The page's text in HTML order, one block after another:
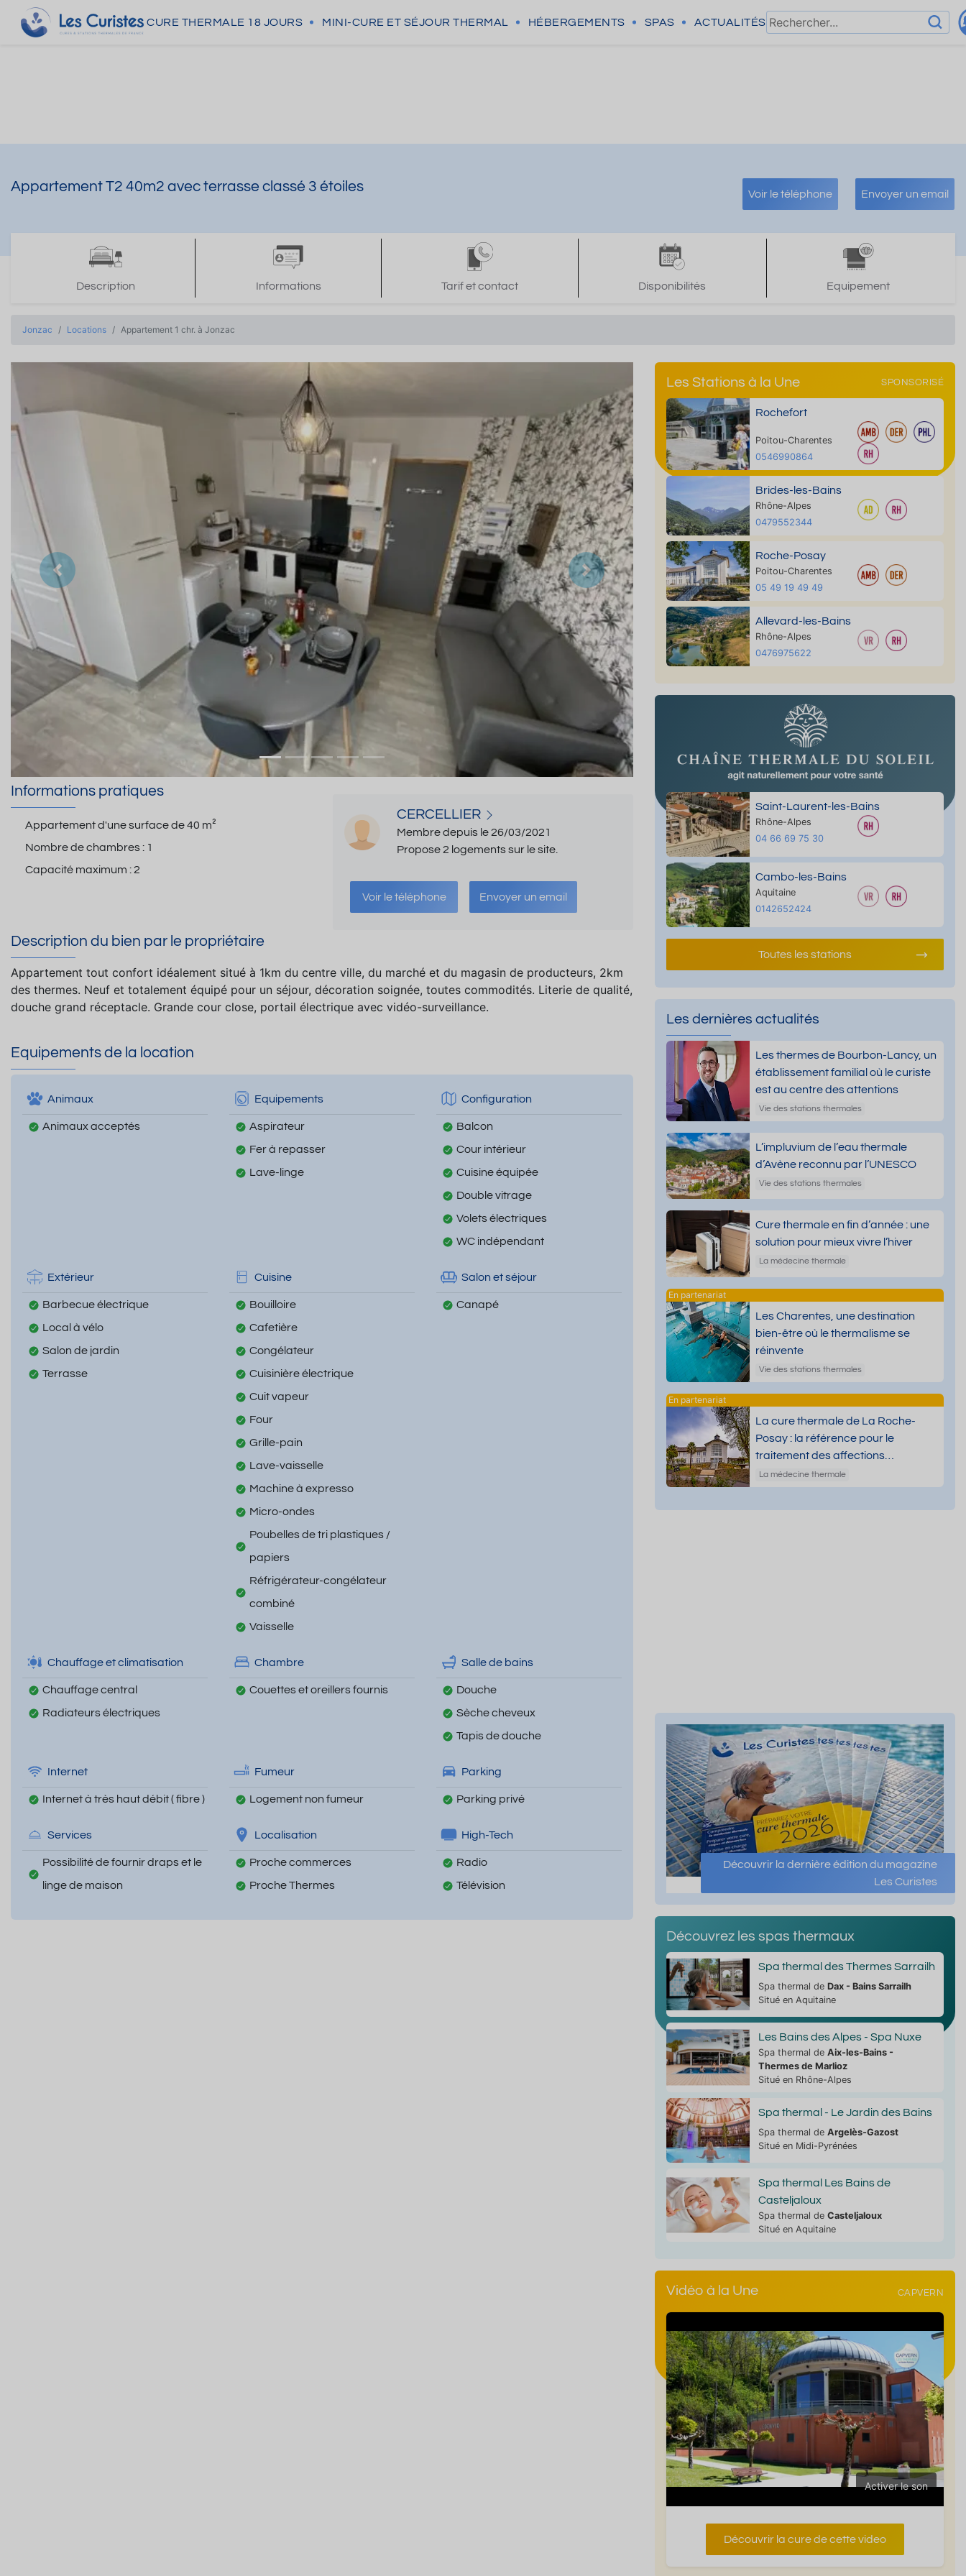
CURE THERMALE 18 JOURS MINI-CURE ET SÉJOUR THERMAL HÉBERGEMENTS SPAS ACTUALITÉS
Appartement T2 40m2 avec terrasse classé 3 étoiles Voir le téléphone Envoyer un email
Description Informations Tarif et contact Disponibilités Equipement
Jonzac Locations Appartement 1 chr. à Jonzac
Précedent Suivant
Informations pratiques
Appartement d'une surface de40 m²
Nombre de chambres : 1
Capacité maximum :2
CERCELLIER
Membre depuis le 26/03/2021
Propose 2 logements sur le site.
Voir le téléphone Envoyer un email
Description du bien par le propriétaire
Appartement tout confort idéalement situé à 1km du centre ville, du marché et du magasin de producteurs, 2km
des thermes. Neuf et totalement équipé pour un séjour, décoration soignée, toutes commodités. Literie de qualité,
douche grand réceptacle. Grande cour close, portail électrique avec vidéo-surveillance.
Equipements de la location
Animaux
Animaux acceptés
Equipements
Aspirateur
Fer à repasser
Lave-linge
Configuration
Balcon
Cour intérieur
Cuisine équipée
Double vitrage
Volets électriques
WC indépendant
Extérieur
Barbecue électrique
Local à vélo
Salon de jardin
Terrasse
Cuisine
Bouilloire
Cafetière
Congélateur
Cuisinière électrique
Cuit vapeur
Four
Grille-pain
Lave-vaisselle
Machine à expresso
Micro-ondes
Poubelles de tri plastiques /
papiers
Réfrigérateur-congélateur
combiné
Vaisselle
Salon et séjour
Canapé
Chauffage et climatisation
Chauffage central
Radiateurs électriques
Chambre
Couettes et oreillers fournis
Salle de bains
Douche
Sèche cheveux
Tapis de douche
Internet
Internet à très haut débit ( fibre )
Fumeur
Logement non fumeur
Parking
Parking privé
Services
Possibilité de fournir draps et le
linge de maison
Localisation
Proche commerces
Proche Thermes
High-Tech
Radio
Télévision
Les Stations à la Une SPONSORISÉ
Rochefort
Poitou-Charentes
0546990864
Brides-les-Bains
Rhône-Alpes
0479552344
Roche-Posay
Poitou-Charentes
05 49 19 49 49
Allevard-les-Bains
Rhône-Alpes
0476975622
Saint-Laurent-les-Bains
Rhône-Alpes
04 66 69 75 30
Cambo-les-Bains
Aquitaine
0142652424
Toutes les stations
Les dernières actualités
Les thermes de Bourbon-Lancy, un
établissement familial où le curiste
est au centre des attentions
Vie des stations thermales
L’impluvium de l’eau thermale
d’Avène reconnu par l’UNESCO
Vie des stations thermales
Cure thermale en fin d’année : une
solution pour mieux vivre l’hiver
La médecine thermale
Les Charentes, une destination
bien-être où le thermalisme se
réinvente
Vie des stations thermales
La cure thermale de La Roche-
Posay : la référence pour le
traitement des affections
dermatologiques
La médecine thermale
Découvrir la dernière édition du magazine
Les Curistes
Découvrez les spas thermaux
Spa thermal des Thermes Sarrailh
Spa thermal de Dax - Bains Sarrailh
Situé en Aquitaine
Les Bains des Alpes - Spa Nuxe
Spa thermal de Aix-les-Bains -
Thermes de Marlioz
Situé en Rhône-Alpes
Spa thermal - Le Jardin des Bains
Spa thermal de Argelès-Gazost
Situé en Midi-Pyrénées
Spa thermal Les Bains de
Casteljaloux
Spa thermal de Casteljaloux
Situé en Aquitaine
Vidéo à la Une CAPVERN
Activer le son
Découvrir la cure de cette video